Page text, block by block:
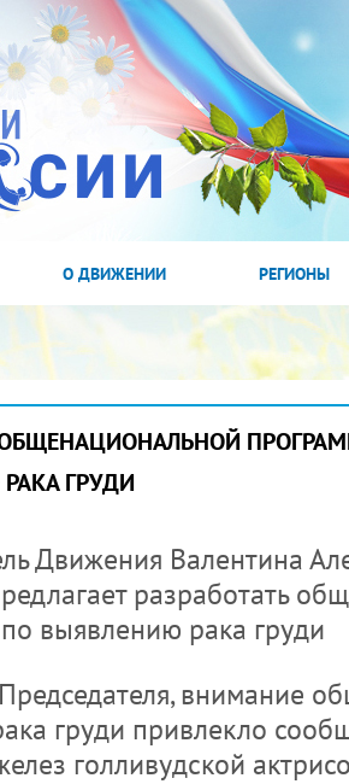
О ДВИЖЕНИИ РЕГИОНЫ
ОБЩЕНАЦИОНАЛЬНОЙ
ГРУДИ
Движения Валентина
разработать
выявлению рака груди
внимание
груди привлекло
голливудской
ПРОВОЗГЛАШЕН ГОДОМ
В ЯКУТИИ